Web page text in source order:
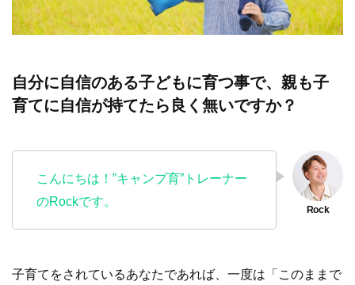
自分に自信のある子どもに育つ事で、親も子
育てに自信が持てたら良く無いですか？
こんにちは！”キャンプ育”トレーナー
のRockです。
子育てをされているあなたであれば、一度は「このままで